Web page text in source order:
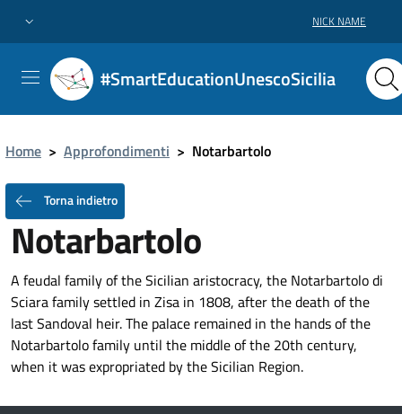
NICK NAME
#SmartEducationUnescoSicilia
Home > Approfondimenti > Notarbartolo
Torna indietro
Notarbartolo
A feudal family of the Sicilian aristocracy, the Notarbartolo di
Sciara family settled in Zisa in 1808, after the death of the
last Sandoval heir. The palace remained in the hands of the
Notarbartolo family until the middle of the 20th century,
when it was expropriated by the Sicilian Region.